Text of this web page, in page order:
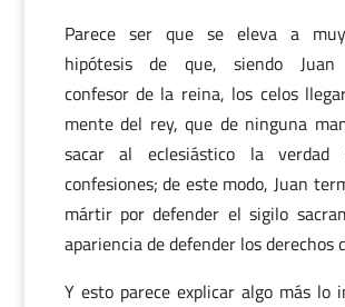
Parece ser que se eleva a
hipótesis de que, siendo Juan
confesor de la reina, los celos
mente del rey, que de ninguna
sacar al eclesiástico la
confesiones; de este modo, Juan
mártir por defender el sigilo
apariencia de defender los derechos
Y esto parece explicar algo más lo